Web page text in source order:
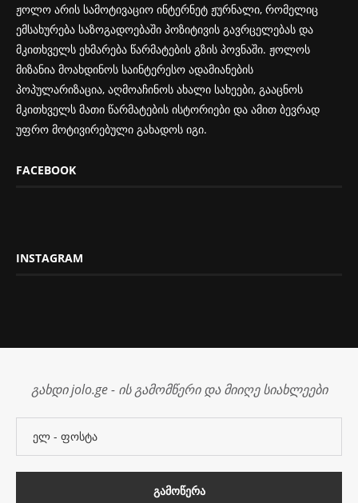
ჟოლო არის სამოტივაციო ინტერნეტ ჟურნალი, რომელიც
ემსახურება საზოგადოებაში პოზიტივის გავრცელებას და
მკითხველს ეხმარება წარმატების გზის პოვნაში. ჟოლოს
მიზანია მოახდინოს საინტერესო ადამიანების
პოპულარიზაცია, აღმოაჩინოს ახალი სახეები, გააცნოს
მკითხველს მათი წარმატების ისტორიები და ამით ბევრად
უფრო მოტივირებული გახადოს იგი.
FACEBOOK
INSTAGRAM
გახდი jolo.ge - ის გამომწერი და მიიღე სიახლეები